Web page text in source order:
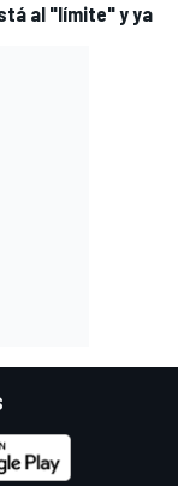
al "límite" y ya